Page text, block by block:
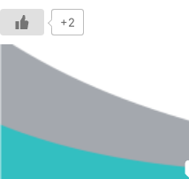
+2